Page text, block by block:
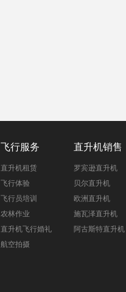
飞行服务
直升机租赁
飞行体验
飞行员培训
农林作业
直升机飞行婚礼
航空拍摄
直升机销售
罗宾逊直升机
贝尔直升机
欧洲直升机
施瓦泽直升机
阿古斯特直升机